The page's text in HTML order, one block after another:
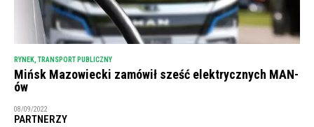
RYNEK TRANSPORT PUBLICZNY
Mińsk Mazowiecki zamówił sześć elektrycznych MAN-
ów
08/09/2022
PARTNERZY